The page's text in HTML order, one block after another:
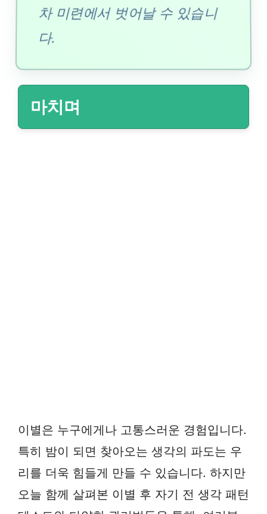
차 미련에서 벗어날 수 있습니
다.
마치며
이별은 누구에게나 고통스러운 경험입니다.
특히 밤이 되면 찾아오는 생각의 파도는 우
리를 더욱 힘들게 만들 수 있습니다. 하지만
오늘 함께 살펴본 이별 후 자기 전 생각 패턴